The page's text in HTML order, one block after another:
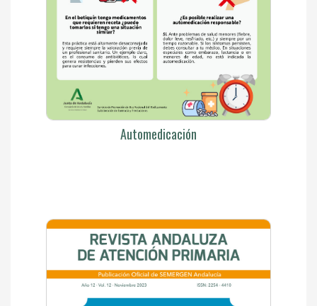
Automedicación